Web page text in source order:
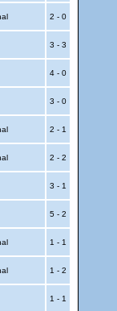
2 - 0
3 - 3
4 - 0
3 - 0
2 - 1
2 - 2
3 - 1
5 - 2
1 - 1
1 - 2
1 - 1